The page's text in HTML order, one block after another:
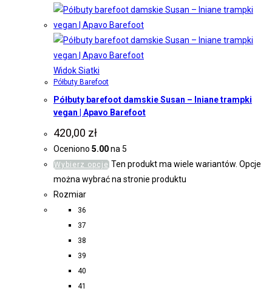
Widok Siatki
Półbuty Barefoot
Półbuty barefoot damskie Susan – lniane trampki
vegan | Apavo Barefoot
420,00 zł
Oceniono 5.00na 5
Wybierz opcje Ten produkt ma wiele wariantów. Opcje
można wybrać na stronie produktu
Rozmiar
36
37
38
39
40
41